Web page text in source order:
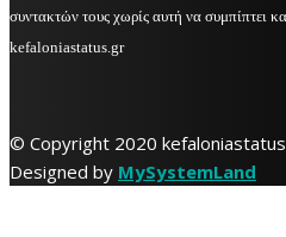
συντακτών τους χωρίς αυτή να συμπίπτει
kefaloniastatus.gr
© Copyright 2020
Designed by MySystemLand